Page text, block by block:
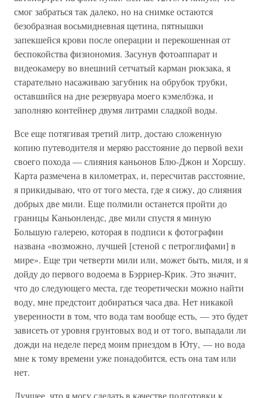
смог забраться так далеко, но на снимке остаются
безобразная восьмидневная щетина, пятнышки
запекшейся крови после операции и перекошенная от
беспокойства физиономия. Засунув фотоаппарат и
видеокамеру во внешний сетчатый карман рюкзака, я
старательно насаживаю загубник на обрубок трубки,
оставшийся на дне резервуара моего кэмелбэка, и
заполняю контейнер двумя литрами сладкой воды.
Все еще потягивая третий литр, достаю сложенную
копию путеводителя и меряю расстояние до первой вехи
своего похода — слияния каньонов Блю-Джон и Хорсшу.
Карта размечена в километрах, и, пересчитав расстояние,
я прикидываю, что от того места, где я сижу, до слияния
добрых две мили. Еще полмили останется пройти до
границы Каньонлендс, две мили спустя я миную
Большую галерею, которая в подписи к фотографии
названа «возможно, лучшей [стеной с петроглифами] в
мире». Еще три четверти мили или, может быть, миля, и я
дойду до первого водоема в Бэрриер-Крик. Это значит,
что до следующего места, где теоретически можно найти
воду, мне предстоит добираться часа два. Нет никакой
уверенности в том, что вода там вообще есть, — это будет
зависеть от уровня грунтовых вод и от того, выпадали ли
дожди на неделе перед моим приездом в Юту, — но вода
мне к тому времени уже понадобится, есть она там или
нет.
Лучшее, что я могу сделать в качестве подготовки к